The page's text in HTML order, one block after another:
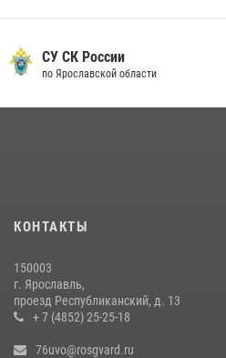
мотоциклисту в Ярославле
20 июля 2026, 11:59
Росгвардейцы обеспечили
в Ярославской области
27 июля 2026, 09:09
СУ СК России
по Ярославской области
КОНТАКТЫ
150003
г. Ярославль,
проезд Республиканский, д. 13
+ 7 (4852) 25-25-18
76uvo@rosgvard.ru